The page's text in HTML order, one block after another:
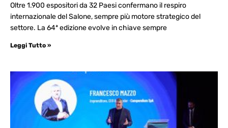
Oltre 1.900 espositori da 32 Paesi confermano il respiro
internazionale del Salone, sempre più motore strategico del
settore. La 64ª edizione evolve in chiave sempre
Leggi Tutto »